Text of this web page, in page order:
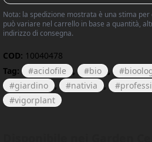
Nota: la spedizione mostrata è una stima
può variare nel carrello in base a quantità,
indirizzo di consegna.
COD: 10040478
Tag:
acidofile , bio ,
giardino
, nativia ,
vigorplant